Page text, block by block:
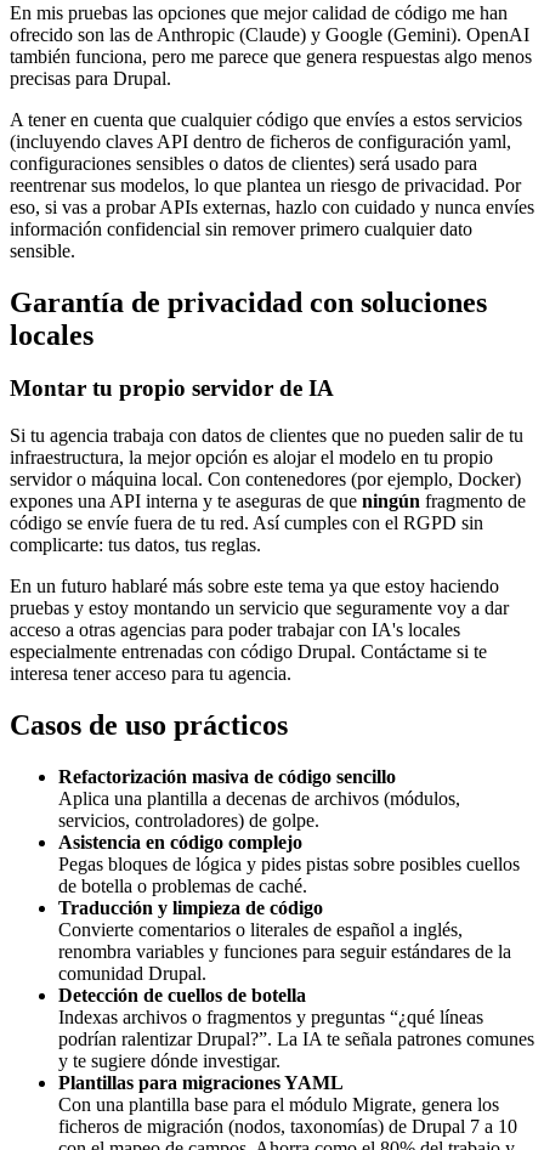
En mis pruebas las opciones que mejor calidad de código me han
ofrecido son las de Anthropic (Claude) y Google (Gemini). OpenAI
también funciona, pero me parece que genera respuestas algo menos
precisas para Drupal.
A tener en cuenta que cualquier código que envíes a estos servicios
(incluyendo claves API dentro de ficheros de configuración yaml,
configuraciones sensibles o datos de clientes) será usado para
reentrenar sus modelos, lo que plantea un riesgo de privacidad. Por
eso, si vas a probar APIs externas, hazlo con cuidado y nunca envíes
información confidencial sin remover primero cualquier dato
sensible.
Garantía de privacidad con soluciones
locales
Montar tu propio servidor de IA
Si tu agencia trabaja con datos de clientes que no pueden salir de tu
infraestructura, la mejor opción es alojar el modelo en tu propio
servidor o máquina local. Con contenedores (por ejemplo, Docker)
expones una API interna y te aseguras de que ningún fragmento de
código se envíe fuera de tu red. Así cumples con el RGPD sin
complicarte: tus datos, tus reglas.
En un futuro hablaré más sobre este tema ya que estoy haciendo
pruebas y estoy montando un servicio que seguramente voy a dar
acceso a otras agencias para poder trabajar con IA's locales
especialmente entrenadas con código Drupal. Contáctame si te
interesa tener acceso para tu agencia.
Casos de uso prácticos
Refactorización masiva de código sencillo
Aplica una plantilla a decenas de archivos (módulos,
servicios, controladores) de golpe.
Asistencia en código complejo
Pegas bloques de lógica y pides pistas sobre posibles cuellos
de botella o problemas de caché.
Traducción y limpieza de código
Convierte comentarios o literales de español a inglés,
renombra variables y funciones para seguir estándares de la
comunidad Drupal.
Detección de cuellos de botella
Indexas archivos o fragmentos y preguntas “¿qué líneas
podrían ralentizar Drupal?”. La IA te señala patrones comunes
y te sugiere dónde investigar.
Plantillas para migraciones YAML
Con una plantilla base para el módulo Migrate, genera los
ficheros de migración (nodos, taxonomías) de Drupal 7 a 10